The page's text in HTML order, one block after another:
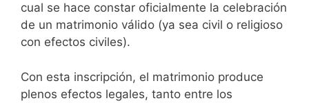
cual se hace constar oficialmente la celebración
de un matrimonio válido (ya sea civil o religioso
con efectos civiles).
Con esta inscripción, el matrimonio produce
plenos efectos legales, tanto entre los